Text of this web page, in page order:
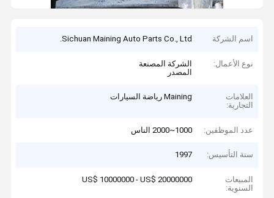
اسم الشركة Sichuan Maining Auto Parts Co., Ltd.
نوع الأعمال:
الشركة المصنعة
المصدر
العلامات
التجارية:
Maining رياضة السيارات
عدد الموظفين: 1000~2000 الناس
سنة التأسيس: 1997
المبيعات
السنوية:
US$ 10000000 - US$ 20000000